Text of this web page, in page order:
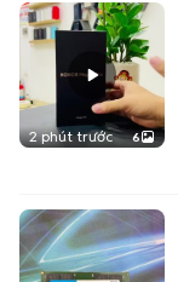
2 phút trước 6